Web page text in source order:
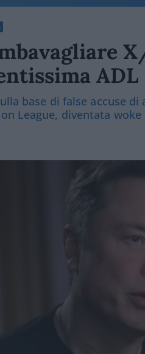
ADL
base di false accuse
League, diventata